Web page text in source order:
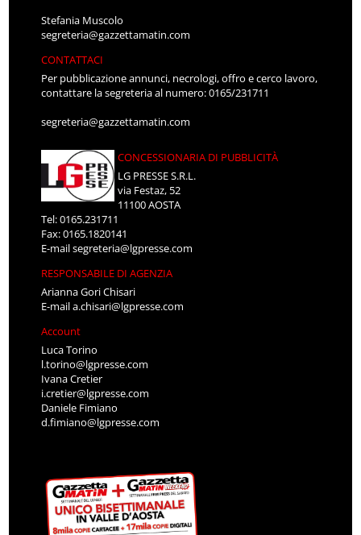
Stefania Muscolo
segreteria@gazzettamatin.com
CONTATTACI
Per pubblicazione annunci, necrologi, offro e cerco lavoro,
contattare la segreteria al numero: 0165/231711
segreteria@gazzettamatin.com
CONCESSIONARIA DI PUBBLICITÀ
LG PRESSE S.R.L.
via Festaz, 52
11100 AOSTA
Tel: 0165.231711
Fax: 0165.1820141
E-mailsegreteria@lgpresse.com
RESPONSABILE DI AGENZIA
Arianna Gori Chisari
E-maila.chisari@lgpresse.com
Account
Luca Torino
l.torino@lgpresse.com
Ivana Cretier
i.cretier@lgpresse.com
Daniele Fimiano
d.fimiano@lgpresse.com